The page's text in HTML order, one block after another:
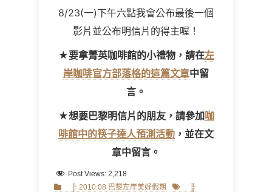
8/23(一)下午六點我會公布最後一個
影片並公布明信片的得主喔！
★要拿菁英咖啡館的小禮物，請在左
岸咖啡官方部落格的這篇文章中留
言。
★想要巴黎明信片的朋友，請參加咖
啡館中的筷子達人預測活動 ，並在文
章中留言。
Post Views: 2,218
Categories
╠ 2010.08 巴黎左岸美好假期 Tags ╠